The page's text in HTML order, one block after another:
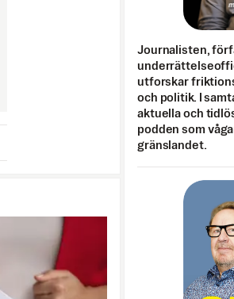
Journalisten,
utforskar
och politik. I
aktuella och
podden som
gränslandet.